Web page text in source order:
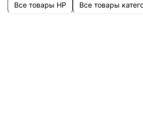
Все товары HP Все товары